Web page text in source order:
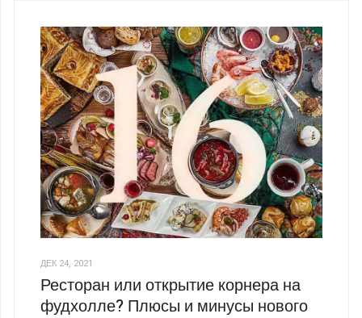
ДЕК 24, 2021
Ресторан или открытие корнера на
фудхолле? Плюсы и минусы нового